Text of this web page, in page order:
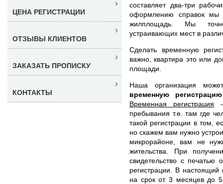
составляет два-три
оформлению справок
жилплощадь. Мы
устраивающих мест в
Сделать временную
важно, квартира это или
площади.
Наша организация
временную
Временная регистрация -
пребывания т.е. там где
такой регистрации в том,
но скажем вам нужно
микрорайоне, вам не
жительства. При
свидетельство с
регистрации. В
на срок от 3 месяцев до
ЦЕНА РЕГИСТРАЦИИ
ОТЗЫВЫ КЛИЕНТОВ
ЗАКАЗАТЬ ПРОПИСКУ
КОНТАКТЫ